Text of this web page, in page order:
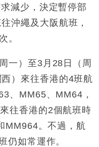
求交「保證金」 43歲女子
挫7周創逾3年最長跌勢
增近24%勝預期 貿易順
日圓 4月單日斥6.28萬億
減少，決定暫停部
沖繩及大阪航班，
。
一）至3月28日（周
）來往香港的4班航
、MM65、MM64，
往香港的2個航班時
MM964。不過，航
仍如常運作。